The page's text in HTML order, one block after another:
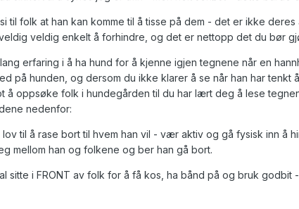
til folk at han kan komme til å tisse på dem - det er ikke
veldig enkelt å forhindre, og det er nettopp det du bør
erfaring i å ha hund for å kjenne igjen tegnene når en
på hunden, og dersom du ikke klarer å se når han har tenkt
å oppsøke folk i hundegården til du har lært deg å lese
nedenfor:
lov til å rase bort til hvem han vil - vær aktiv og gå fysisk inn å
mellom han og folkene og ber han gå bort.
sitte i FRONT av folk for å få kos, ha bånd på og bruk godbit